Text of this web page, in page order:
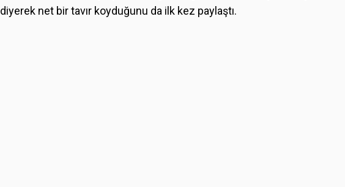
diyerek net bir tavır koyduğunu da ilk kez paylaştı.